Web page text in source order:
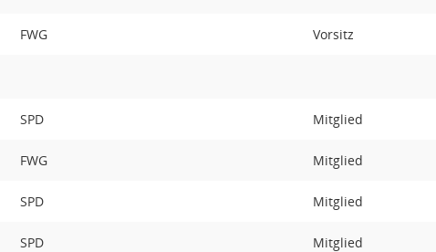
FWG Vorsitz
SPD Mitglied
FWG Mitglied
SPD Mitglied
SPD Mitglied